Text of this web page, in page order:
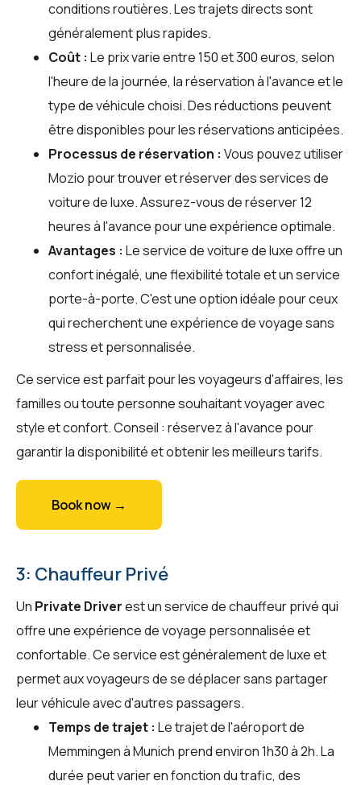
conditions routières. Les trajets directs sont
généralement plus rapides.
Coût : Le prix varie entre 150 et 300 euros, selon
l'heure de la journée, la réservation à l'avance et le
type de véhicule choisi. Des réductions peuvent
être disponibles pour les réservations anticipées.
Processus de réservation : Vous pouvez utiliser
Mozio pour trouver et réserver des services de
voiture de luxe. Assurez-vous de réserver 12
heures à l'avance pour une expérience optimale.
Avantages : Le service de voiture de luxe offre un
confort inégalé, une flexibilité totale et un service
porte-à-porte. C'est une option idéale pour ceux
qui recherchent une expérience de voyage sans
stress et personnalisée.
Ce service est parfait pour les voyageurs d'affaires, les
familles ou toute personne souhaitant voyager avec
style et confort. Conseil : réservez à l'avance pour
garantir la disponibilité et obtenir les meilleurs tarifs.
Book now →
3: Chauffeur Privé
Un Private Driverest un service de chauffeur privé qui
offre une expérience de voyage personnalisée et
confortable. Ce service est généralement de luxe et
permet aux voyageurs de se déplacer sans partager
leur véhicule avec d'autres passagers.
Temps de trajet : Le trajet de l'aéroport de
Memmingen à Munich prend environ 1h30 à 2h. La
durée peut varier en fonction du trafic, des